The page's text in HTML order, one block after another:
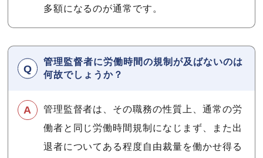
多額になるのが通常です。
管理監督者に労働時間の規制が及ばないのは
何故でしょうか？
管理監督者は、その職務の性質上、通常の労
働者と同じ労働時間規制になじまず、また出
退者についてある程度自由裁量を働かせ得る